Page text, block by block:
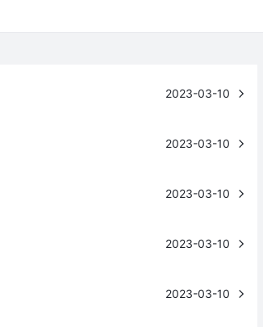
2023-03-10
2023-03-10
2023-03-10
2023-03-10
2023-03-10